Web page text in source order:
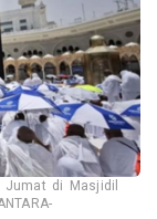
Jumat di Masjidil